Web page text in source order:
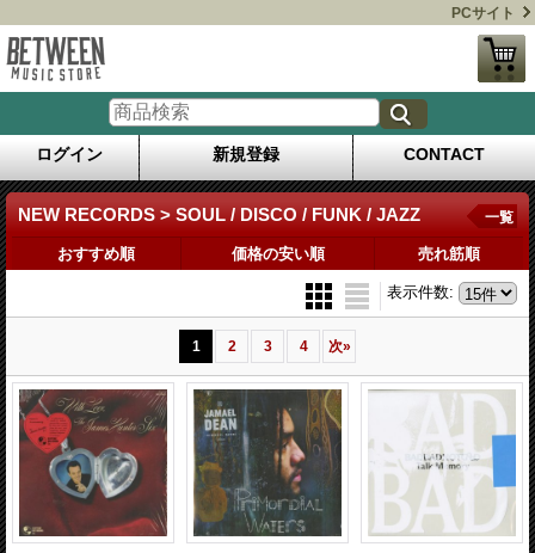
PCサイト
ログイン 新規登録 CONTACT
NEW RECORDS > SOUL / DISCO / FUNK / JAZZ 一覧
おすすめ順 価格の安い順 売れ筋順
表示件数:
1 2 3 4 次»